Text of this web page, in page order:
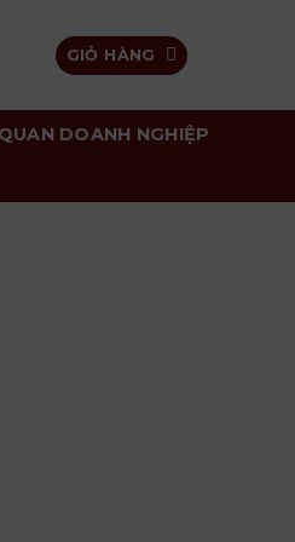
GIỎ HÀNG
DOANH NGHIỆP